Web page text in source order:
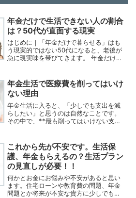
年金だけで生活できない人の割合
は？50代が直面する現実
はじめに｜「年金だけで暮らせる」はも
う現実的ではない50代になると、老後が
急に現実味を帯びてきます。 年金だけで
は？こうした不安を感じる人は非常に多
いですが、結論...
年金生活で医療費を削ってはいけ
ない理由
年金生活に入ると、「少しでも支出を減
らしたい」と思うのは自然なことです。
その中で、**最も削ってはいけない支出
こうした節約は、後から必ず大きな後悔
につながります...
これから先が不安です。生活保
護、年金もらえるの？生活プラン
の見直しが必要！！
何かとお金にお悩みや不安があると思い
ます。住宅ローンや教育費の問題、年金
問題とか将来が不安な貴方に少しでもお